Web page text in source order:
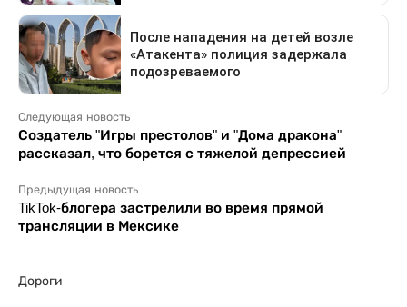
Следующая новость
Создатель "Игры престолов" и "Дома дракона"
рассказал, что борется с тяжелой депрессией
Предыдущая новость
TikTok-блогера застрелили во время прямой
трансляции в Мексике
Дороги